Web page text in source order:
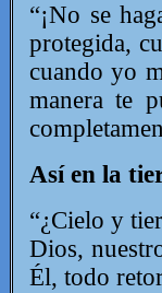
“¡No se
protegida,
cuando yo
manera te
Así en la
“¿Cielo y
Dios,
Él, todo